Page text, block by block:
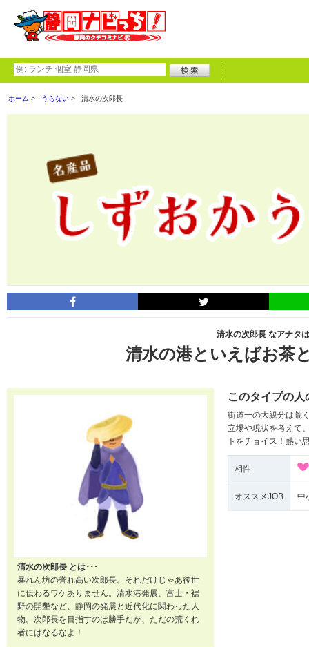
ホーム うらない 清水の次郎長
清水の次郎長 なアナタ
清水の港といえばお茶
清水の次郎長 とは･･･
暴れん坊の誉れ高い次郎長。それだけじゃあ後世
に伝わるワケありません。清水港発展、富士・裾
野の開墾など、静岡の発展と近代化に関わった人
物。次郎長を目指すのは勝手だが、ただの荒くれ
者にはなるなよ！
このタイプの人
街道一の大親分は荒
立場や現状を考えて
トをチョイス！熱い
相性
オススメJOB 中